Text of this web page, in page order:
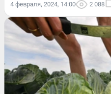
4 февраля, 2024, 14:00 2 088